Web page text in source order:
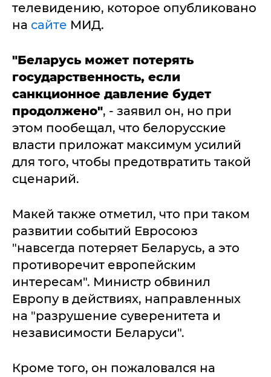
телевидению, которое опубликовано
на сайте МИД.
"Беларусь может потерять
государственность, если
санкционное давление будет
продолжено", - заявил он, но при
этом пообещал, что белорусские
власти приложат максимум усилий
для того, чтобы предотвратить такой
сценарий.
Макей также отметил, что при таком
развитии событий Евросоюз
"навсегда потеряет Беларусь, а это
противоречит европейским
интересам". Министр обвинил
Европу в действиях, направленных
на "разрушение суверенитета и
независимости Беларуси".
Кроме того, он пожаловался на